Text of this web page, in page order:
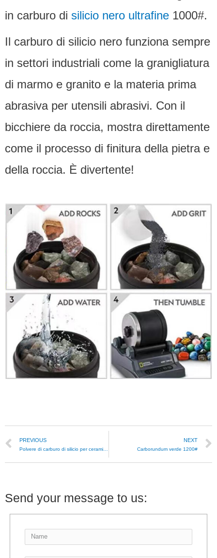
in carburo di silicio nero ultrafine 1000#.
Il carburo di silicio nero funziona sempre
in settori industriali come la granigliatura
di marmo e granito e la materia prima
abrasiva per utensili abrasivi. Con il
bicchiere da roccia, mostra direttamente
come il processo di finitura della pietra e
della roccia. È divertente!
PREVIOUS NEXT
Carborundum verde 1200#
Send your message to us: